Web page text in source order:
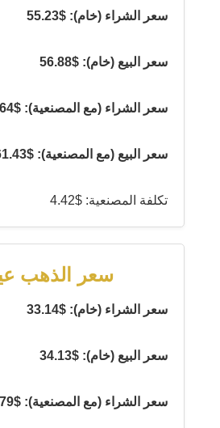
سعر الشراء (خام): $55.23
سعر البيع (خام): $56.88
سعر الشراء (مع المصنعية): $59.64
سعر البيع (مع المصنعية): $61.43
تكلفة المصنعية: $4.42
سعر الذهب
سعر الشراء (خام): $33.14
سعر البيع (خام): $34.13
سعر الشراء (مع المصنعية): $35.79